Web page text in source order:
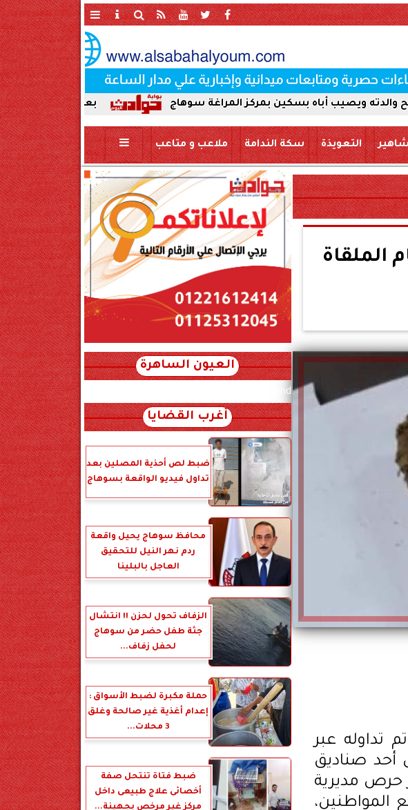
بعد ضبط حمير مذبوحة في أباه بسكين بمركز المراغة سوهاج
التعويذة سكة الندامة ملاعب و متاعب
الملقاة
تداوله عبر
أحد صناديق
حرص مديرية
العيون الساهرة
xml_json/rss/~12.xml x0n not found
أغرب القضايا
ضبط لص أحذية المصلين بعد
تداول فيديو الواقعة بسوهاج
محافظ سوهاج يحيل واقعة
ردم نهر النيل للتحقيق
العاجل بالبلينا
الزفاف تحول لحزن !! انتشال
جثة طفل حضر من سوهاج
لحفل زفاف...
حملة مكبرة لضبط الأسواق :
إعدام أغذية غير صالحة وغلق
3 محلات...
ضبط فتاة تنتحل صفة
أخصائى علاج طبيعى داخل
مركز غير مرخص بجهينة...